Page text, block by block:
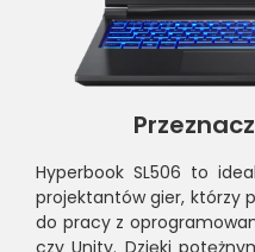
Hyperbook SL506 to
projektantów gier, którzy
do pracy z